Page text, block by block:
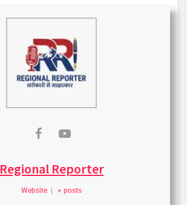
Regional Reporter
Website + posts